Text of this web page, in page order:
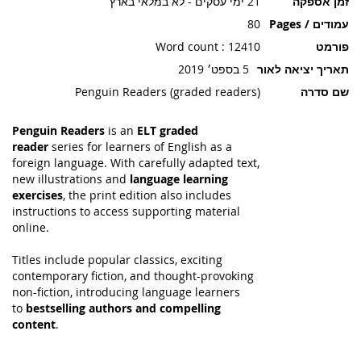
עמודים / Pages
80
פורמט
Word count : 12410
תאריך יציאה לאור 5 בספט׳ 2019
שם סדרה
Penguin Readers (graded readers)
Penguin Readers is an ELT graded
reader series for learners of English as a
foreign language. With carefully adapted text,
new illustrations and language learning
exercises, the print edition also includes
instructions to access supporting material
online.
Titles include popular classics, exciting
contemporary fiction, and thought-provoking
non-fiction, introducing language learners
to bestselling authors and compelling
content.